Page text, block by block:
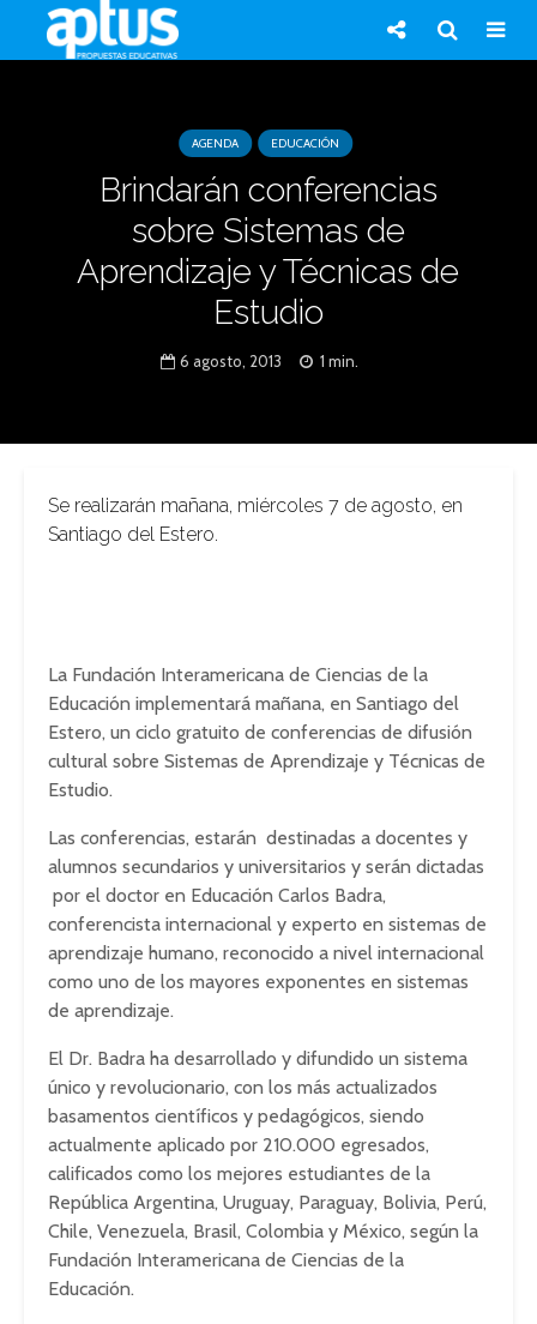
AGENDA EDUCACIÓN
Brindarán conferencias
sobre Sistemas de
Aprendizaje y Técnicas de
Estudio
6 agosto, 2013 1 min.
Se realizarán mañana, miércoles 7 de agosto, en
Santiago del Estero.
La Fundación Interamericana de Ciencias de la
Educación implementará mañana, en Santiago del
Estero, un ciclo gratuito de conferencias de difusión
cultural sobre Sistemas de Aprendizaje y Técnicas de
Estudio.
Las conferencias, estarán destinadas a docentes y
alumnos secundarios y universitarios y serán dictadas
por el doctor en Educación Carlos Badra,
conferencista internacional y experto en sistemas de
aprendizaje humano, reconocido a nivel internacional
como uno de los mayores exponentes en sistemas
de aprendizaje.
El Dr. Badra ha desarrollado y difundido un sistema
único y revolucionario, con los más actualizados
basamentos científicos y pedagógicos, siendo
actualmente aplicado por 210.000 egresados,
calificados como los mejores estudiantes de la
República Argentina, Uruguay, Paraguay, Bolivia, Perú,
Chile, Venezuela, Brasil, Colombia y México, según la
Fundación Interamericana de Ciencias de la
Educación.